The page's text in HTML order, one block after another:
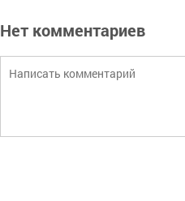
Нет комментариев